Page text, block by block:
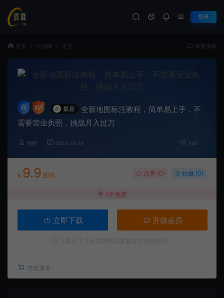
登录
首页 中创网 正文 我要投稿
# 最新
全新地图标注教程，简单易上手，不
需要营业执照，挑战月入过万
图图 2023-05-26 698
¥ 9.9 图币 点赞 (0) 收藏 (0)
VIP免费
立即下载 升级会员
增值服务：